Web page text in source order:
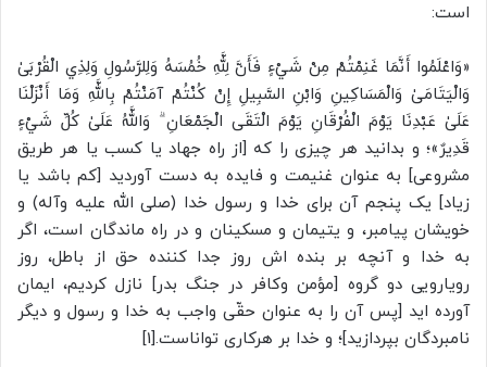
است:
«وَاعْلَمُوا أَنَّمَا غَنِمْتُمْ مِنْ شَيْءٍ فَأَنَّ لِلَّهِ خُمُسَهُ وَلِلرَّسُولِ وَلِذِي الْقُرْبَىٰ
وَالْيَتَامَىٰ وَالْمَسَاكِينِ وَابْنِ السَّبِيلِ إِنْ كُنْتُمْ آمَنْتُمْ بِاللَّهِ وَمَا أَنْزَلْنَا
عَلَىٰ عَبْدِنَا يَوْمَ الْفُرْقَانِ يَوْمَ الْتَقَى الْجَمْعَانِ ۗ وَاللَّهُ عَلَىٰ كُلِّ شَيْءٍ
قَدِيرٌ»؛ و بدانید هر چیزی را که [از راه جهاد یا کسب یا هر طریق
مشروعی] به عنوان غنیمت و فایده به دست آوردید [کم باشد یا
زیاد] یک پنجم آن برای خدا و رسول خدا (صلی الله علیه وآله) و
خویشان پیامبر، و یتیمان و مسکینان و در راه ماندگان است، اگر
به خدا و آنچه بر بنده اش روز جدا کننده حق از باطل، روز
رویارویی دو گروه [مؤمن وکافر در جنگ بدر] نازل کردیم، ایمان
آورده اید [پس آن را به عنوان حقّی واجب به خدا و رسول و دیگر
نامبردگان بپردازید]؛ و خدا بر هرکاری تواناست.[1]